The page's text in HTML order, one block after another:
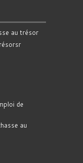
au trésor
de
au